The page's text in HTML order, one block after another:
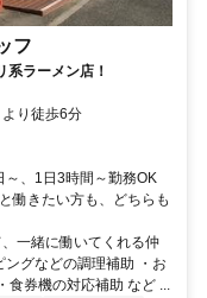
フ
ラーメン店！
り徒歩6分
、1日3時間～勤務OK
働きたい方も、どちらも
一緒に働いてくれる仲
グなどの調理補助 ・お
食券機の対応補助 など ...